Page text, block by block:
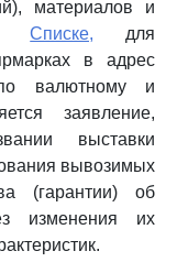
материалов и
вСписке, для
в адрес
валютному и
заявление,
выставки
вывозимых
(гарантии) об
изменения их